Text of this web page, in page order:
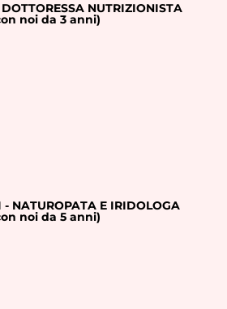
NUTRIZIONISTA
noi da 3 anni)
NATUROPATA E IRIDOLOGA
noi da 5 anni)